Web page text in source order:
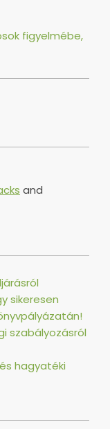
figyelmébe,
and
sikeresen
szabályozásról
hagyatéki